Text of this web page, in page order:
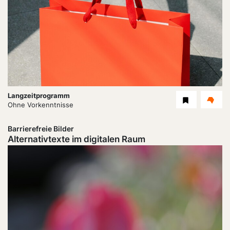
Dauer:
Langzeitprogramm
Level
Ohne Vorkenntnisse
Barrierefreie Bilder
Alternativtexte im digitalen Raum